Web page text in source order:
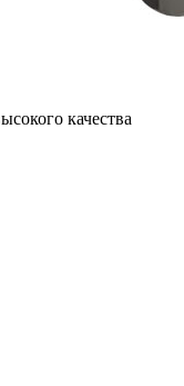
качества